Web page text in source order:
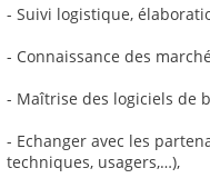
- Suivi logistique,
- Connaissance des
- Maîtrise des logiciels de
- Echanger avec les
techniques, usagers,…),